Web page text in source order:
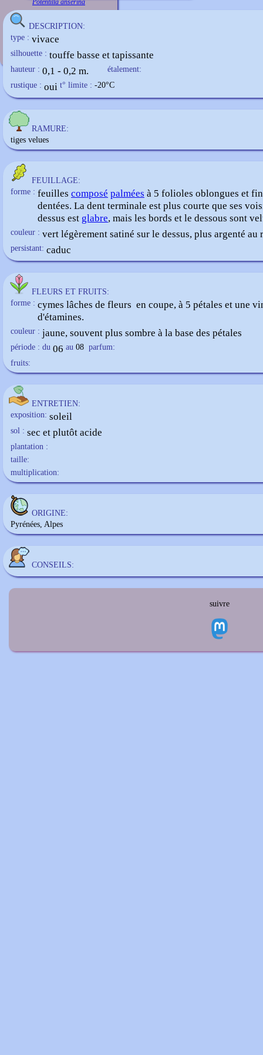
Potentilla anserina
DESCRIPTION:
type : vivace
silhouette : touffe basse et tapissante
hauteur : 0,1 - 0,2 m.
étalement:
rustique : oui t° limite : -20°C
RAMURE:
tiges velues
FEUILLAGE:
forme : feuilles composé palmées à 5 folioles oblongues et
dentées. La dent terminale est plus courte que ses
dessus est glabre, mais les bords et le dessous sont
couleur : vert légèrement satiné sur le dessus, plus argenté au
persistant: caduc
FLEURS ET FRUITS:
forme : cymes lâches de fleurs en coupe, à 5 pétales et une
d'étamines.
couleur : jaune, souvent plus sombre à la base des pétales
période : du 06 au 08 parfum:
fruits:
ENTRETIEN:
exposition: soleil
sol : sec et plutôt acide
plantation :
taille:
multiplication:
ORIGINE:
Pyrénées, Alpes
CONSEILS:
suivre